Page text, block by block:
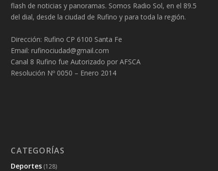
flash de noticias y panoramas. Somos Radio Sol, en el 89.5
del dial, desde la ciudad de Rufino y para toda la región.
Dirección: Rufino CP 6100 Santa Fe
Email: rufinociudad@gmail.com
Canal 8 Rufino fue Autorizado por AFSCA
Resolución Nº 0050 – Enero 2014
CATEGORÍAS
Deportes (128)